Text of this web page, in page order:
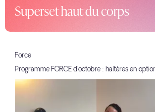
Superset haut du corps
Force
Programme FORCE d'octobre : haltères en